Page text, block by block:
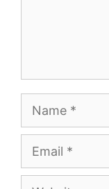
Name
Email
Website